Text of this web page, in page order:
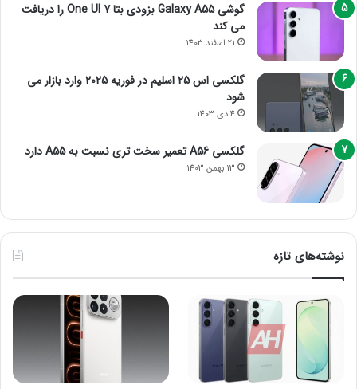
گوشی Galaxy A55 بزودی بتا One UI 7 را دریافت
می کند
21 اسفند 1403
گلکسی اس 25 اسلیم در فوریه 2025 وارد بازار می
شود
4 دی 1403
گلکسی A56 تعمیر سخت تری نسبت به A55 دارد
13 بهمن 1403
نوشته‌های تازه